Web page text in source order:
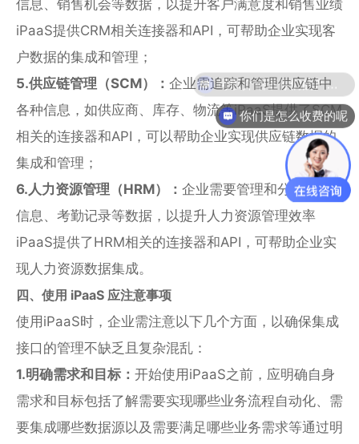
信息、销售机会等数据，以提升客户满意度和销售业绩
iPaaS提供CRM相关连接器和API，可帮助企业实现客
户数据的集成和管理；
5.供应链管理（SCM）： 企业需追踪和管理供应链中
各种信息，如供应商、库存、物流等iPaaS提供了SCM
相关的连接器和API，可以帮助企业实现供应链数据的
集成和管理；
6.人力资源管理（HRM）： 企业需要管理和分析员工
信息、考勤记录等数据，以提升人力资源管理效率
iPaaS提供了HRM相关的连接器和API，可帮助企业实
现人力资源数据集成。
四、使用 iPaaS 应注意事项
使用iPaaS时，企业需注意以下几个方面，以确保集成
接口的管理不缺乏且复杂混乱：
1.明确需求和目标： 开始使用iPaaS之前，应明确自身
需求和目标包括了解需要实现哪些业务流程自动化、需
要集成哪些数据源以及需要满足哪些业务需求等通过明
你们是怎么收费的呢